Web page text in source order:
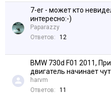
7-er - может кто
интересно:-)
Paparazzy
Ответов:
12
BMW 730d F01 2011,
двигатель начинает
harvm
Ответов:
11